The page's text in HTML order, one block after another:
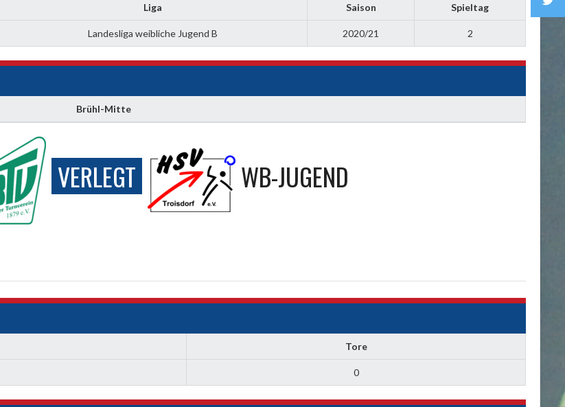
Liga Saison Spieltag
Landesliga weibliche Jugend B 2020/21 2
Brühl-Mitte
VERLEGT WB-JUGEND
Tore
0